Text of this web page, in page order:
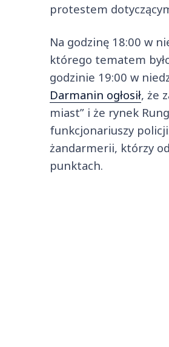
protestem
Na godzinę 18:00 w
którego tematem
godzinie 19:00 w
Darmanin ogłosił, że
miast” i że rynek
funkcjonariuszy
żandarmerii, którzy
punktach.